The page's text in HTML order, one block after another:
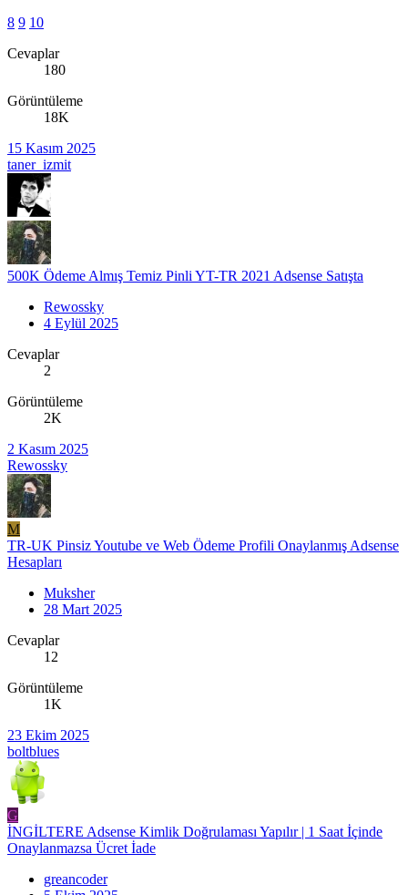
8 9 10
Cevaplar
180
Görüntüleme
18K
15 Kasım 2025
taner_izmit
500K Ödeme Almış Temiz Pinli YT-TR 2021 Adsense Satışta
Rewossky
4 Eylül 2025
Cevaplar
2
Görüntüleme
2K
2 Kasım 2025
Rewossky
M
TR-UK Pinsiz Youtube ve Web Ödeme Profili Onaylanmış Adsense
Hesapları
Muksher
28 Mart 2025
Cevaplar
12
Görüntüleme
1K
23 Ekim 2025
boltblues
G
İNGİLTERE Adsense Kimlik Doğrulaması Yapılır | 1 Saat İçinde
Onaylanmazsa Ücret İade
greancoder